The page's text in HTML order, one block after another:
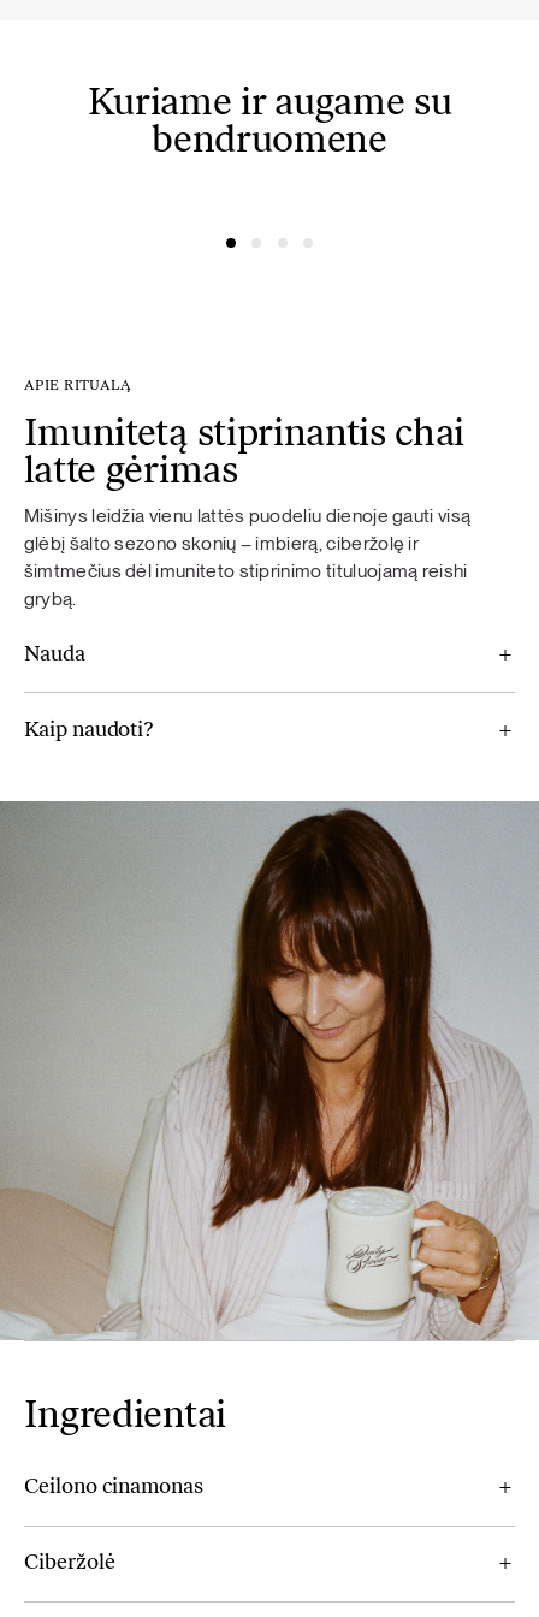
Kuriame ir augame su
bendruomene
APIE RITUALĄ
Imunitetą stiprinantis chai
latte gėrimas
Mišinys leidžia vienu lattės puodeliu dienoje gauti visą
glėbį šalto sezono skonių – imbierą, ciberžolę ir
šimtmečius dėl imuniteto stiprinimo tituluojamą reishi
grybą.
Nauda
Kaip naudoti?
Ingredientai
Ceilono cinamonas
Ciberžolė